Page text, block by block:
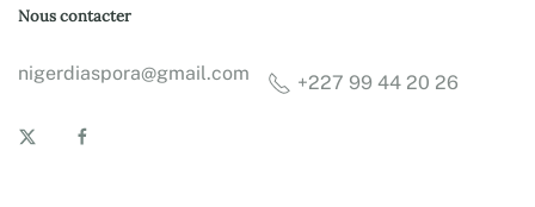
Nous contacter
nigerdiaspora@gmail.com +227 99 44 20 26